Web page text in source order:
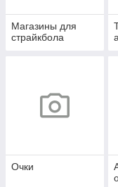
Магазины для
страйкбола
Очки